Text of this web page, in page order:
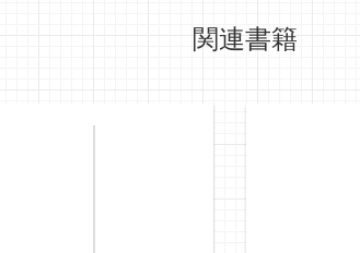
関連書籍